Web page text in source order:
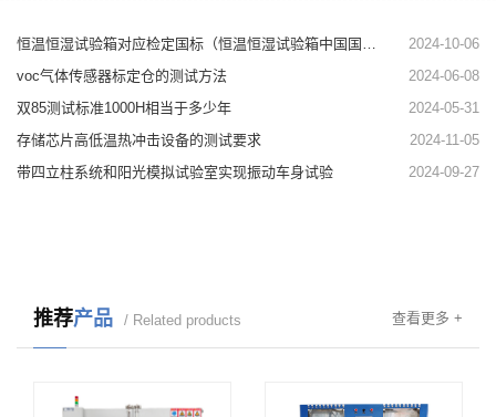
恒温恒湿试验箱对应检定国标（恒温恒湿试验箱中国国标）
2024-10-06
voc气体传感器标定仓的测试方法
2024-06-08
双85测试标准1000H相当于多少年
2024-05-31
存储芯片高低温热冲击设备的测试要求
2024-11-05
带四立柱系统和阳光模拟试验室实现振动车身试验
2024-09-27
推荐产品 / Related products 查看更多 +